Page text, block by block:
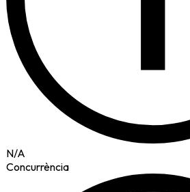
N/A
Concurrència